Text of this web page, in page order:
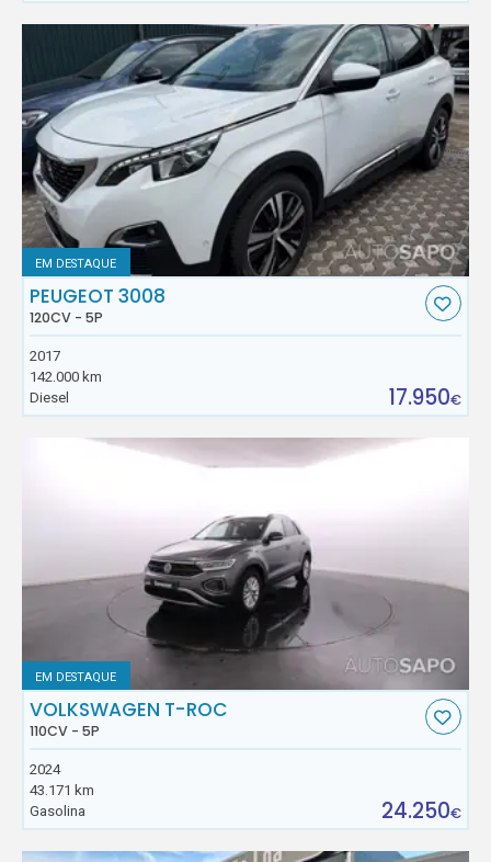
EM DESTAQUE
PEUGEOT 3008
120CV - 5P
2017
142.000 km
Diesel
17.950€
EM DESTAQUE
VOLKSWAGEN T-ROC
110CV - 5P
2024
43.171 km
Gasolina
24.250€